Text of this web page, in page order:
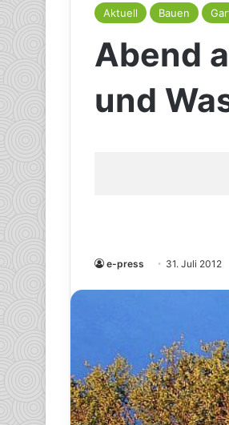
Aktuell Bauen
Abend
und
e-press 31. Juli 2012